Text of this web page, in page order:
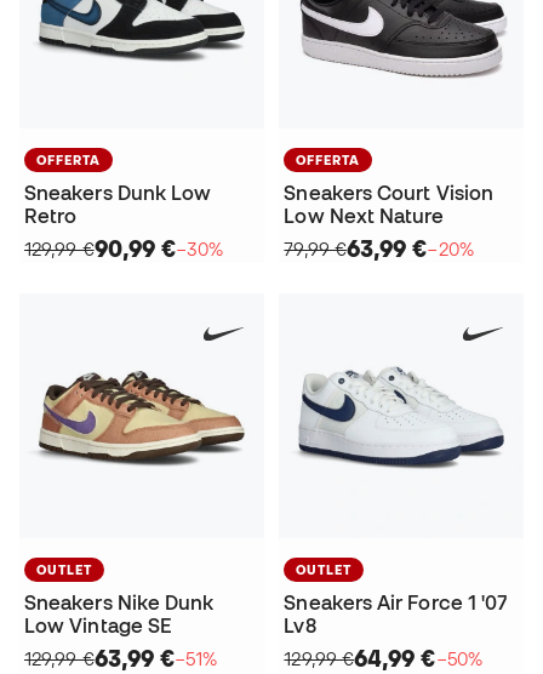
OFFERTA
Sneakers Dunk Low
Retro
129,99 €90,99 €−30%
OFFERTA
Sneakers Court Vision
Low Next Nature
79,99 €63,99 €−20%
OUTLET
Sneakers Nike Dunk
Low Vintage SE
129,99 €63,99 €−51%
OUTLET
Sneakers Air Force 1 '07
Lv8
129,99 €64,99 €−50%